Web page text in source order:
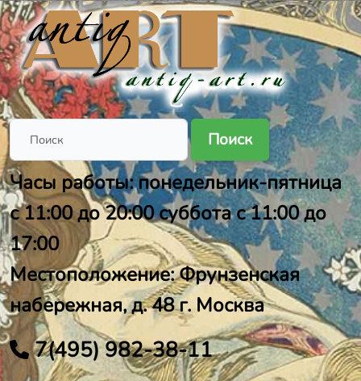
Поиск
Часы работы: понедельник-пятница
с 11:00 до 20:00 суббота с 11:00 до
17:00
Местоположение: Фрунзенская
набережная, д. 48 г. Москва
7(495) 982-38-11